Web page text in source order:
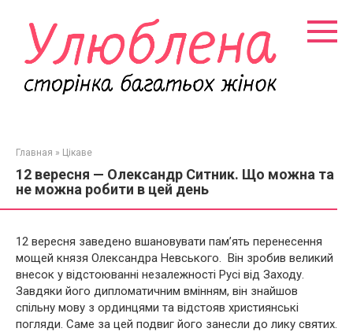
контенту
Главная » Цікаве
12 вересня — Олександр Ситник. Що можна та
не можна робити в цей день
12 вересня заведено вшановувати пам’ять перенесення
мощей князя Олександра Невського. Він зробив великий
внесок у відстоюванні незалежності Русі від Заходу.
Завдяки його дипломатичним вмінням, він знайшов
спільну мову з ординцями та відстояв християнські
погляди. Саме за цей подвиг його занесли до лику святих.